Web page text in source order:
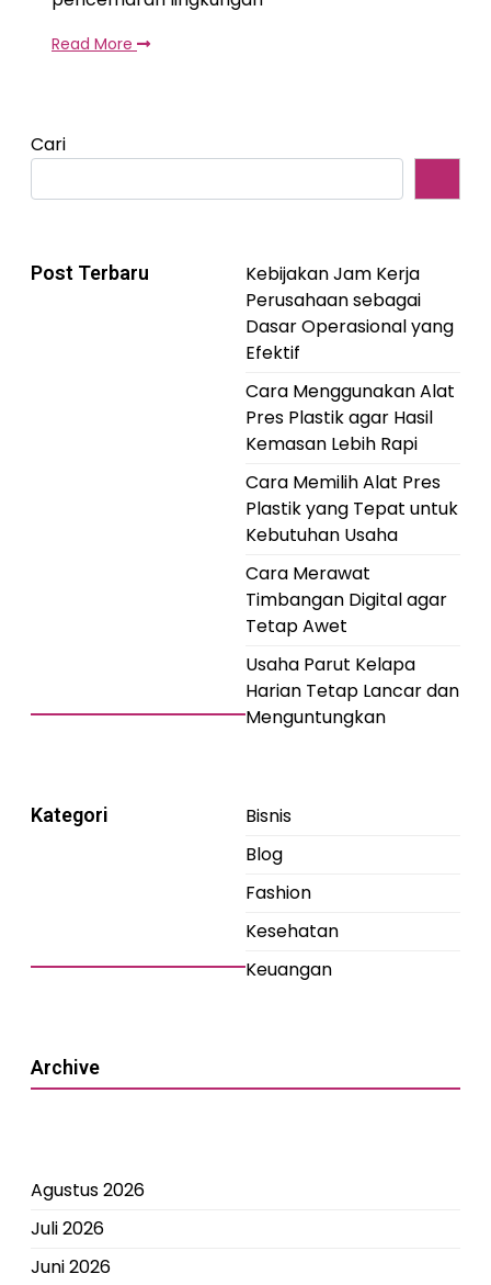
Read More
Cari
Post Terbaru
Kebijakan Jam Kerja
Perusahaan sebagai
Dasar Operasional yang
Efektif
Cara Menggunakan Alat
Pres Plastik agar Hasil
Kemasan Lebih Rapi
Cara Memilih Alat Pres
Plastik yang Tepat untuk
Kebutuhan Usaha
Cara Merawat
Timbangan Digital agar
Tetap Awet
Usaha Parut Kelapa
Harian Tetap Lancar dan
Menguntungkan
Kategori
Bisnis
Blog
Fashion
Kesehatan
Keuangan
Archive
Agustus 2026
Juli 2026
Juni 2026